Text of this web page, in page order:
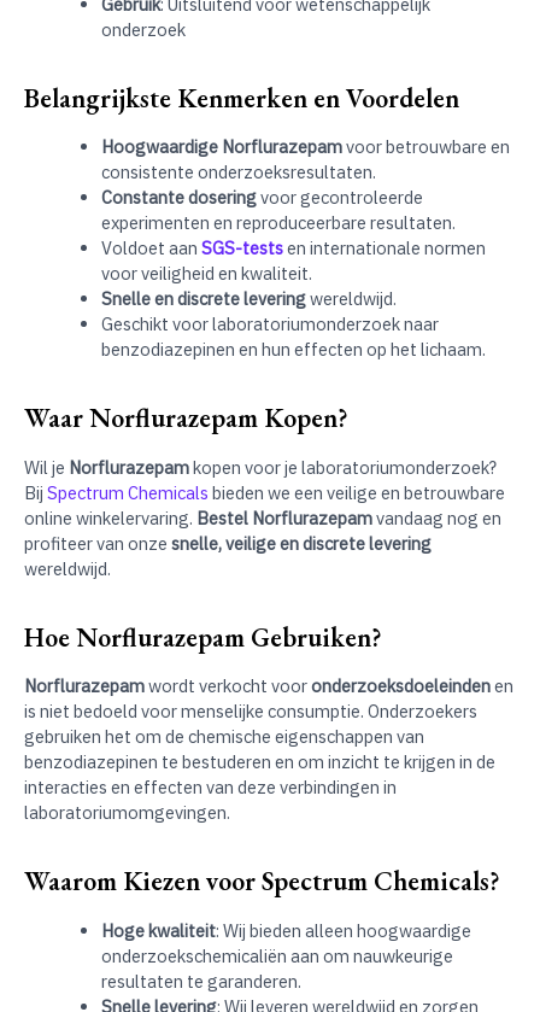
onderzoek
Belangrijkste Kenmerken en Voordelen
Hoogwaardige Norflurazepamvoor betrouwbare en
consistente onderzoeksresultaten.
Constante doseringvoor gecontroleerde
experimenten en reproduceerbare resultaten.
Voldoet aan SGS-testsen internationale normen
voor veiligheid en kwaliteit.
Snelle en discrete leveringwereldwijd.
Geschikt voor laboratoriumonderzoek naar
benzodiazepinen en hun effecten op het lichaam.
Waar Norflurazepam Kopen?
Wil je Norflurazepamkopen voor je laboratoriumonderzoek?
Bij Spectrum Chemicals bieden we een veilige en betrouwbare
online winkelervaring. Bestel Norflurazepamvandaag nog en
profiteer van onze snelle, veilige en discrete levering
wereldwijd.
Hoe Norflurazepam Gebruiken?
Norflurazepamwordt verkocht vooronderzoeksdoeleindenen
is niet bedoeld voor menselijke consumptie. Onderzoekers
gebruiken het om de chemische eigenschappen van
benzodiazepinen te bestuderen en om inzicht te krijgen in de
interacties en effecten van deze verbindingen in
laboratoriumomgevingen.
Waarom Kiezen voor Spectrum Chemicals?
Hoge kwaliteit: Wij bieden alleen hoogwaardige
onderzoekschemicaliën aan om nauwkeurige
resultaten te garanderen.
Snelle levering: Wij leveren wereldwijd en zorgen